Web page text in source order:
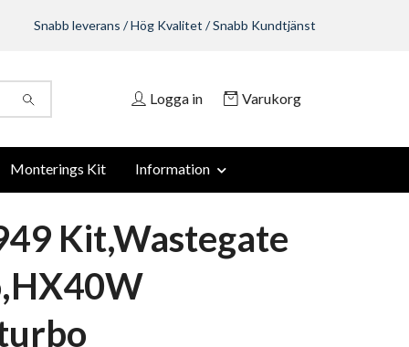
Snabb leverans / Hög Kvalitet / Snabb Kundtjänst
Logga in Varukorg
Monterings Kit Information
Kit,Wastegate